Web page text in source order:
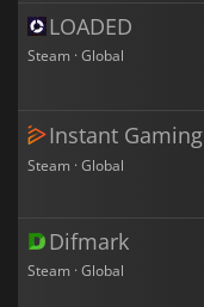
LOADED
Steam · Global
Instant Gaming
Steam · Global
Difmark
Steam · Global